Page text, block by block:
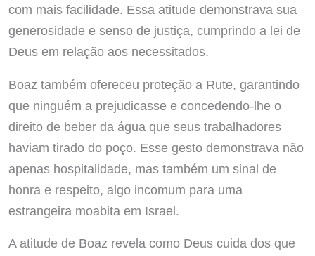
com mais facilidade. Essa atitude demonstrava sua
generosidade e senso de justiça, cumprindo a lei de
Deus em relação aos necessitados.
Boaz também ofereceu proteção a Rute, garantindo
que ninguém a prejudicasse e concedendo-lhe o
direito de beber da água que seus trabalhadores
haviam tirado do poço. Esse gesto demonstrava não
apenas hospitalidade, mas também um sinal de
honra e respeito, algo incomum para uma
estrangeira moabita em Israel.
A atitude de Boaz revela como Deus cuida dos que